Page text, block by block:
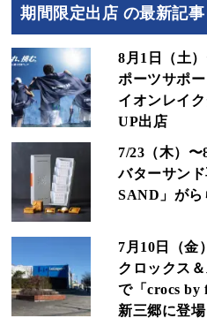
期間限定出店 の最新記事
8月1日（土
ポーツサポ
イオンレイ
UP出店
7/23（木）
バターサン
SAND」がら
7月10日（金
クロックス
で「crocs by
新三郷に登場